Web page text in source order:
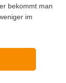
bekommt man
im